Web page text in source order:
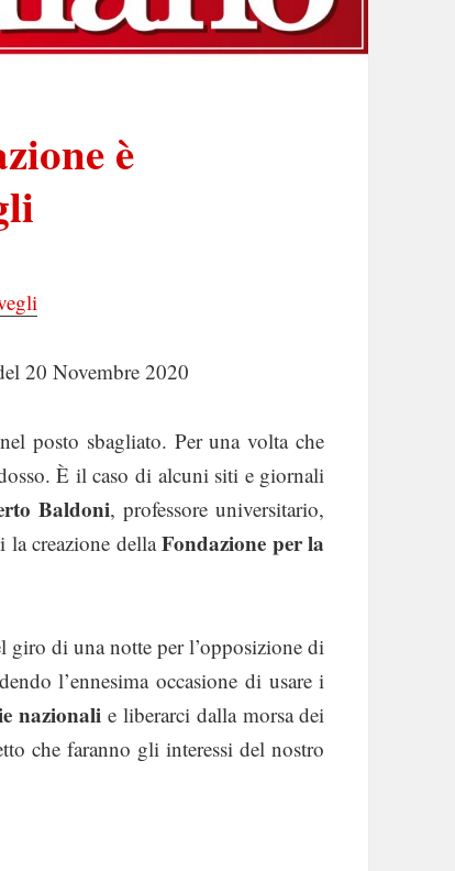
è
20 Novembre 2020
posto sbagliato. Per una volta che
È il caso di alcuni siti e giornali
Baldoni, professore universitario,
la creazione dellaFondazione per la
giro di una notte per l’opposizione di
l’ennesima occasione di usare i
nazionalie liberarci dalla morsa dei
che faranno gli interessi del nostro